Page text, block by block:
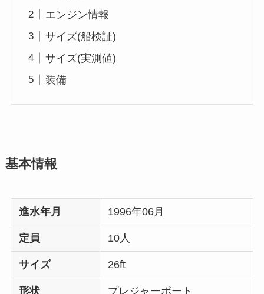
エンジン情報
サイズ(船検証)
サイズ(実測値)
装備
基本情報
進水年月 1996年06月
定員 10人
サイズ 26ft
形状 プレジャーボート